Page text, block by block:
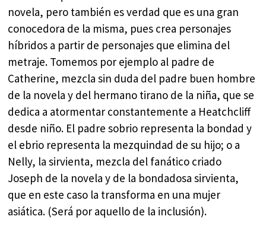
novela, pero también es verdad que es una gran
conocedora de la misma, pues crea personajes
híbridos a partir de personajes que elimina del
metraje. Tomemos por ejemplo al padre de
Catherine, mezcla sin duda del padre buen hombre
de la novela y del hermano tirano de la niña, que se
dedica a atormentar constantemente a Heatchcliff
desde niño. El padre sobrio representa la bondad y
el ebrio representa la mezquindad de su hijo; o a
Nelly, la sirvienta, mezcla del fanático criado
Joseph de la novela y de la bondadosa sirvienta,
que en este caso la transforma en una mujer
asiática. (Será por aquello de la inclusión).